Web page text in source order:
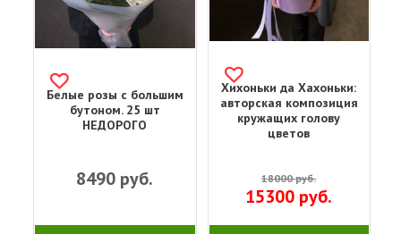
Белые розы с большим
бутоном. 25 шт
НЕДОРОГО
8490 руб.
Хихоньки да Хахоньки:
авторская композиция
кружащих голову
цветов
18000руб.
15300 руб.